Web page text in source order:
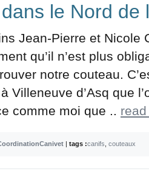
le Nord de
Jean-Pierre et Nicole
qu’il n’est plus
notre couteau.
Villeneuve d’Asq que
comme moi que ..
| tags :canifs couteaux